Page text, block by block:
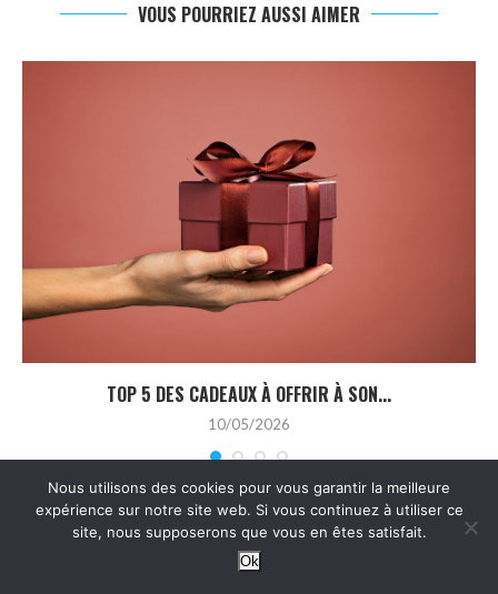
VOUS POURRIEZ AUSSI AIMER
TOP 5 DES CADEAUX À OFFRIR À SON...
10/05/2026
LAISSEZ UN COMMENTAIRE
Nous utilisons des cookies pour vous garantir la meilleure
expérience sur notre site web. Si vous continuez à utiliser ce
site, nous supposerons que vous en êtes satisfait.
Ok